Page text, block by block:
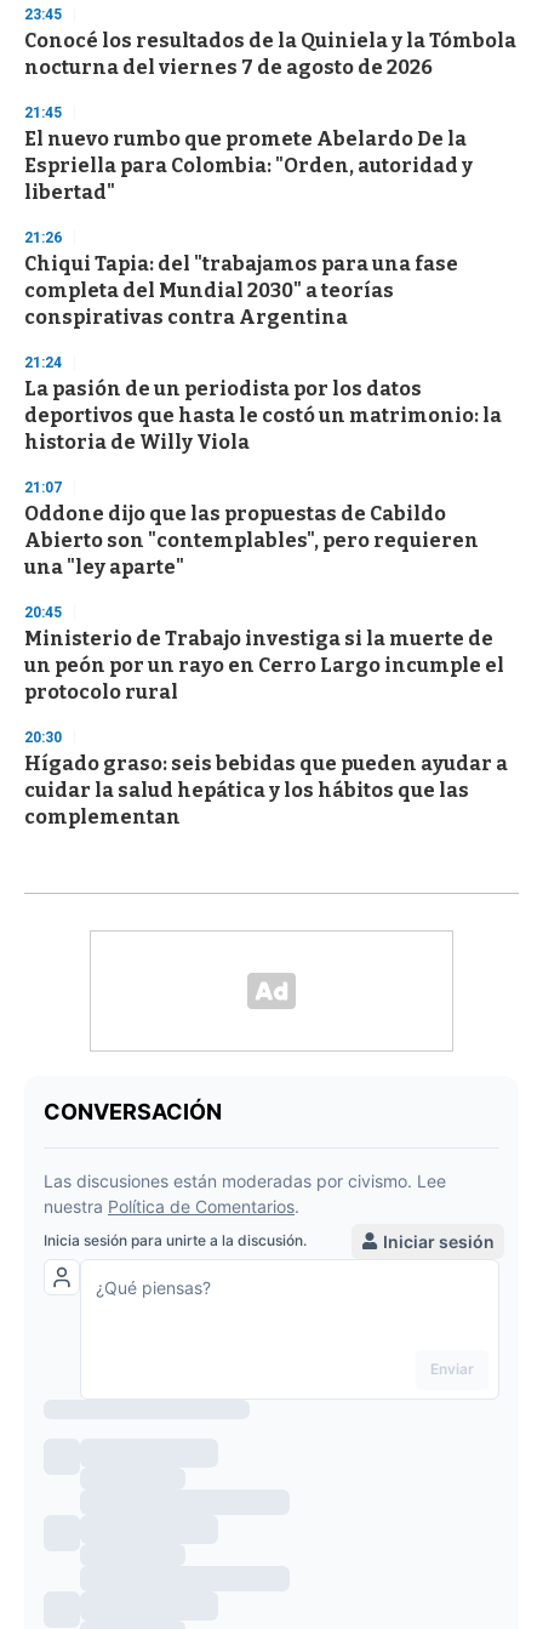
s
e
c
o
d
s
23:45
Conocé los resultados de la Quiniela y la Tómbola
nocturna del viernes 7 de agosto de 2026
21:45
El nuevo rumbo que promete Abelardo De la
Espriella para Colombia: "Orden, autoridad y
libertad"
21:26
Chiqui Tapia: del "trabajamos para una fase
completa del Mundial 2030" a teorías
conspirativas contra Argentina
21:24
La pasión de un periodista por los datos
deportivos que hasta le costó un matrimonio: la
historia de Willy Viola
21:07
Oddone dijo que las propuestas de Cabildo
Abierto son "contemplables", pero requieren
una "ley aparte"
20:45
Ministerio de Trabajo investiga si la muerte de
un peón por un rayo en Cerro Largo incumple el
protocolo rural
20:30
Hígado graso: seis bebidas que pueden ayudar a
cuidar la salud hepática y los hábitos que las
complementan